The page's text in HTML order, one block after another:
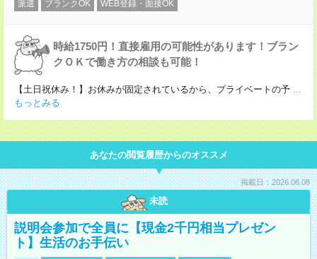
派遣 ブランクOK WEB登録・面接OK
時給1750円！直接雇用の可能性があります！ブラン
クＯＫで働き方の相談も可能！
【土日祝休み！】お休みが固定されているから、プライベートの予 ...
もっとみる
あなたの閲覧履歴からのオススメ
掲載日：2026.08.08
未読
説明会参加で全員に【現金2千円相当プレゼン
ト】生活のお手伝い